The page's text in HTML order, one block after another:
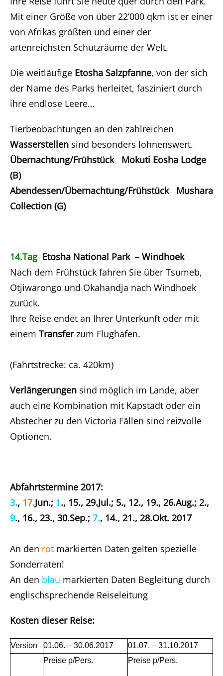
Mit einer Größe von über 22’000 qkm ist er einer
von Afrikas größten und einer der
artenreichsten Schutzräume der Welt.
Die weitläufige Etosha Salzpfanne, von der sich
der Name des Parks herleitet, fasziniert durch
ihre endlose Leere…
Tierbeobachtungen an den zahlreichen
Wasserstellen sind besonders lohnenswert.
Übernachtung/Frühstück Mokuti Eosha Lodge
(B)
Abendessen/Übernachtung/Frühstück Mushara
Collection (G)
14.TagEtosha National Park – Windhoek
Nach dem Frühstück fahren Sie über Tsumeb,
Otjiwarongo und Okahandja nach Windhoek
zurück.
Ihre Reise endet an Ihrer Unterkunft oder mit
einem Transferzum Flughafen.
(Fahrtstrecke: ca. 420km)
Verlängerungen sind möglich im Lande, aber
auch eine Kombination mit Kapstadt oder ein
Abstecher zu den Victoria Fällen sind reizvolle
Optionen.
Abfahrtstermine 2017:
3., 17.Jun.; 1., 15., 29.Jul.; 5., 12., 19., 26.Aug.; 2.,
9., 16., 23., 30.Sep.; 7., 14., 21., 28.Okt. 2017
An den rot markierten Daten gelten spezielle
Sonderraten!
An den blau markierten Daten Begleitung durch
englischsprechende Reiseleitung
Kosten dieser Reise:
Version 01.06. – 30.06.2017
01.07. – 31.10.2017
Preise p/Pers.
Preise p/Pers.